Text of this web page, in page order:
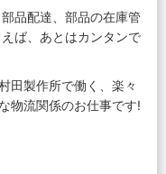
品配達、部品の在庫管
ば、あとはカンタンで
田製作所で働く、楽々
物流関係のお仕事です!